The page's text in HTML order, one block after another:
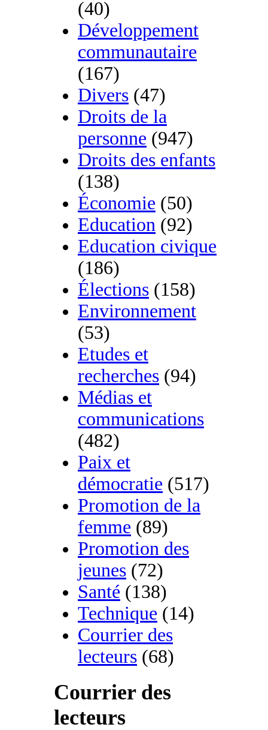
(40)
Développement
communautaire
(167)
Divers (47)
Droits de la
personne (947)
Droits des enfants
(138)
Économie (50)
Education (92)
Education civique
(186)
Élections (158)
Environnement
(53)
Etudes et
recherches (94)
Médias et
communications
(482)
Paix et
démocratie (517)
Promotion de la
femme (89)
Promotion des
jeunes (72)
Santé (138)
Technique (14)
Courrier des
lecteurs (68)
Courrier des
lecteurs